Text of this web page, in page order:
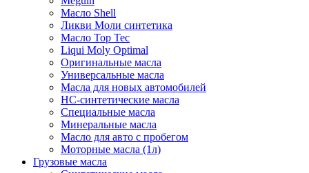
Масло Shell
Ликви Моли синтетика
Масло Top Tec
Liqui Moly Optimal
Оригинальные масла
Универсальные масла
Масла для новых автомобилей
HC-синтетические масла
Специальные масла
Минеральные масла
Масло для авто с пробегом
Моторные масла (1л)
Грузовые масла